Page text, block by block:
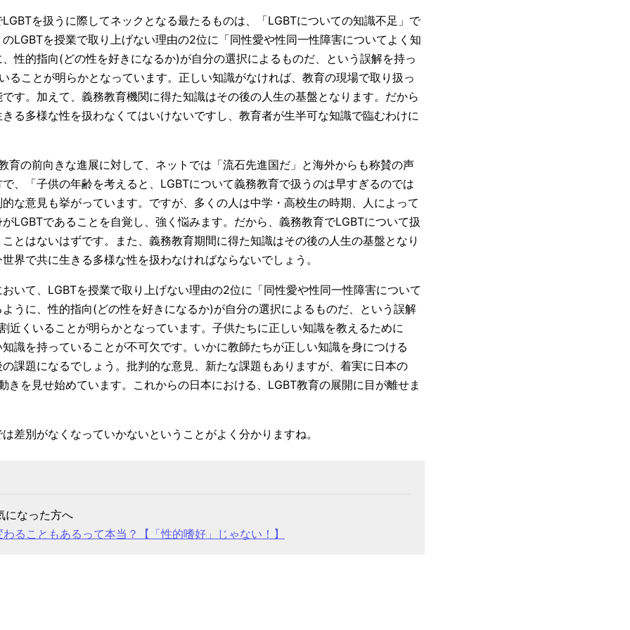
を扱うに際してネックとなる最たるものは、「LGBTについての知識不足」で
LGBTを授業で取り上げない理由の2位に「同性愛や性同一性障害についてよく知
性的指向(どの性を好きになるか)が自分の選択によるものだ、という誤解を持っ
ることが明らかとなっています。正しい知識がなければ、教育の現場で取り扱っ
す。加えて、義務教育機関に得た知識はその後の人生の基盤となります。だから
る多様な性を扱わなくてはいけないですし、教育者が生半可な知識で臨むわけに
育の前向きな進展に対して、ネットでは「流石先進国だ」と海外からも称賛の声
、「子供の年齢を考えると、LGBTについて義務教育で扱うのは早すぎるのでは
な意見も挙がっています。ですが、多くの人は中学・高校生の時期、人によって
LGBTであることを自覚し、強く悩みます。だから、義務教育でLGBTについて扱
とはないはずです。また、義務教育期間に得た知識はその後の人生の基盤となり
界で共に生きる多様な性を扱わなければならないでしょう。
いて、LGBTを授業で取り上げない理由の2位に「同性愛や性同一性障害について
うに、性的指向(どの性を好きになるか)が自分の選択によるものだ、という誤解
近くいることが明らかとなっています。子供たちに正しい知識を教えるために
識を持っていることが不可欠です。いかに教師たちが正しい知識を身につける
課題になるでしょう。批判的な意見、新たな課題もありますが、着実に日本の
きを見せ始めています。これからの日本における、LGBT教育の展開に目が離せま
差別がなくなっていかないということがよく分かりますね。
になった方へ
ることもあるって本当？【「性的嗜好」じゃない！】